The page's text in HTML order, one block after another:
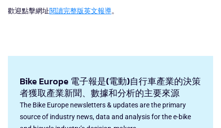
歡迎點擊網址閱讀完整版英文報導。
Bike Europe 電子報是(電動)自行車產業的決策
者獲取產業新聞、數據和分析的主要來源
The Bike Europe newsletters & updates are the primary
source of industry news, data and analysis for the e-bike